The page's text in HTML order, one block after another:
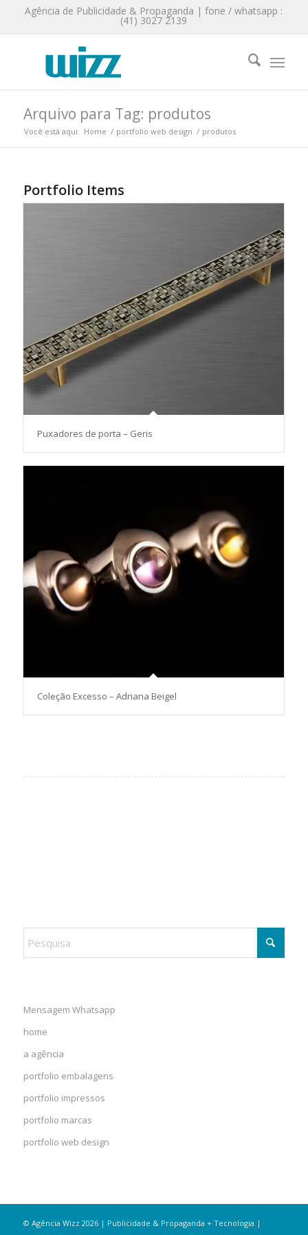
Agência de Publicidade & Propaganda | fone / whatsapp :
(41) 3027 2139
Arquivo para Tag: produtos
Você está aqui: Home / portfolio web design / produtos
Portfolio Items
Puxadores de porta – Geris
Coleção Excesso – Adriana Beigel
Mensagem Whatsapp
home
a agência
portfolio embalagens
portfolio impressos
portfolio marcas
portfolio web design
© Agência Wizz 2026 | Publicidade & Propaganda + Tecnologia |